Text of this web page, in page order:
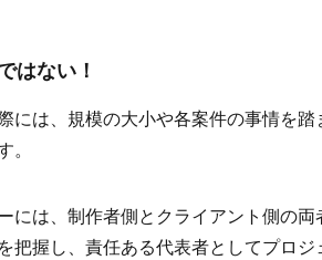
はない！
には、規模の大小や各案件の事情を
には、制作者側とクライアント側の
把握し、責任ある代表者としてプロ